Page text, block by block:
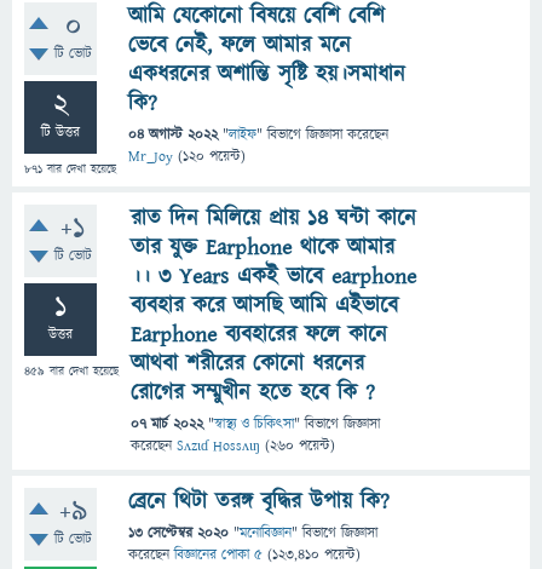
0
টি ভোট
2
টি উত্তর
871 বার দেখা হয়েছে
আমি যেকোনো বিষয়ে বেশি বেশি
ভেবে নেই, ফলে আমার মনে
একধরনের অশান্তি সৃষ্টি হয়।সমাধান
কি?
04 অগাস্ট 2022 "লাইফ" বিভাগে জিজ্ঞাসাকরেছেন
Mr_Joy (120 পয়েন্ট)
+1
টি ভোট
1
উত্তর
459 বার দেখা হয়েছে
রাত দিন মিলিয়ে প্রায় 14 ঘন্টা কানে
তার যুক্ত Earphone থাকে আমার
।। 3 Years একই ভাবে earphone
ব্যবহার করে আসছি আমি এইভাবে
Earphone ব্যবহারের ফলে কানে
আথবা শরীরের কোনো ধরনের
রোগের সম্মুখীন হতে হবে কি ?
07 মার্চ 2022 "স্বাস্থ্য ও চিকিৎসা" বিভাগে জিজ্ঞাসা
করেছেনSʌzɩɗ Hossʌɩŋ (260 পয়েন্ট)
+9
টি ভোট
ব্রেনে থিটা তরঙ্গ বৃদ্ধির উপায় কি?
13 সেপ্টেম্বর 2020 "মনোবিজ্ঞান" বিভাগে জিজ্ঞাসা
করেছেনবিজ্ঞানের পোকা ৫ (123,410 পয়েন্ট)